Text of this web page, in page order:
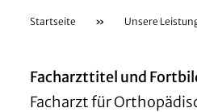
Startseite » Unsere
Facharzttitel und
Facharzt für